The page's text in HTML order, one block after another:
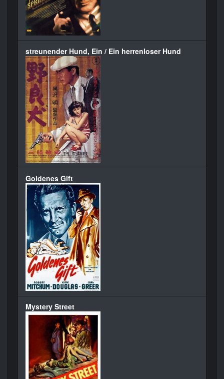
streunender Hund, Ein / Ein herrenloser Hund
Goldenes Gift
Mystery Street